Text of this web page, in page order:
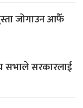
जोगाउन आफैँ
सभाले सरकारलाई